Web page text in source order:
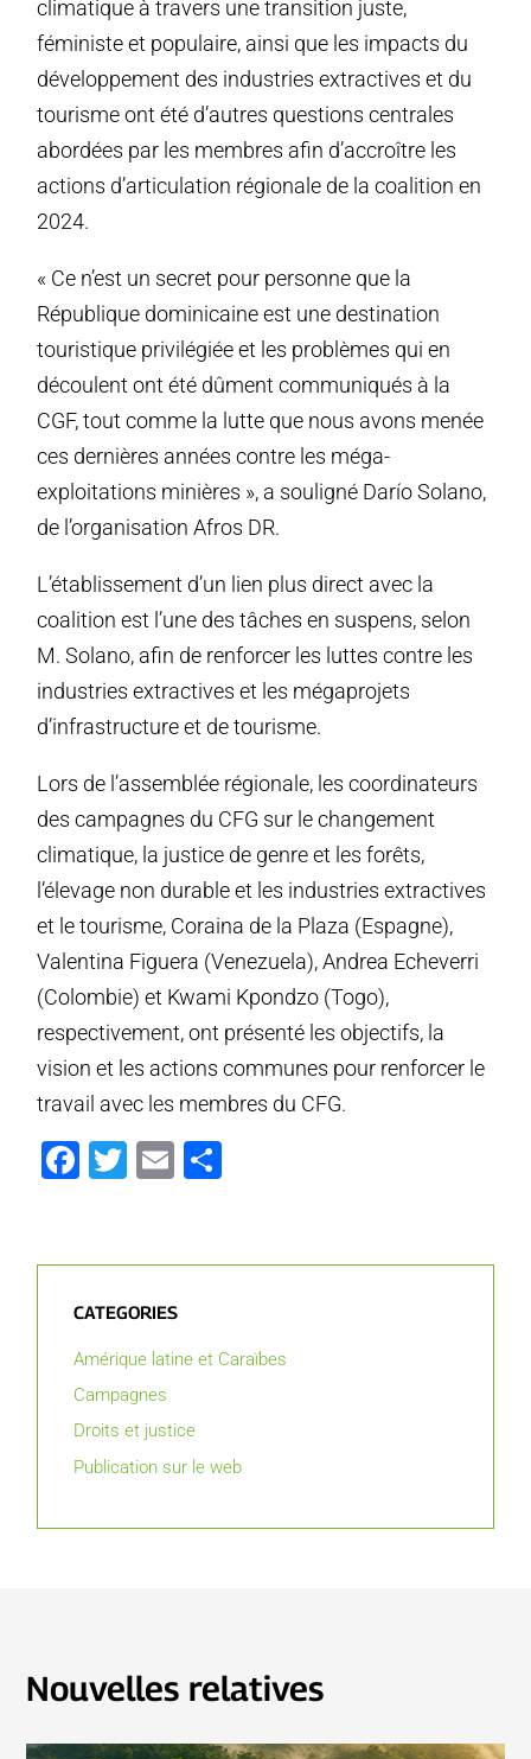
climatique à travers une transition juste,
féministe et populaire, ainsi que les impacts du
développement des industries extractives et du
tourisme ont été d’autres questions centrales
abordées par les membres afin d’accroître les
actions d’articulation régionale de la coalition en
2024.
« Ce n’est un secret pour personne que la
République dominicaine est une destination
touristique privilégiée et les problèmes qui en
découlent ont été dûment communiqués à la
CGF, tout comme la lutte que nous avons menée
ces dernières années contre les méga-
exploitations minières », a souligné Darío Solano,
de l’organisation Afros DR.
L’établissement d’un lien plus direct avec la
coalition est l’une des tâches en suspens, selon
M. Solano, afin de renforcer les luttes contre les
industries extractives et les mégaprojets
d’infrastructure et de tourisme.
Lors de l’assemblée régionale, les coordinateurs
des campagnes du CFG sur le changement
climatique, la justice de genre et les forêts,
l’élevage non durable et les industries extractives
et le tourisme, Coraina de la Plaza (Espagne),
Valentina Figuera (Venezuela), Andrea Echeverri
(Colombie) et Kwami Kpondzo (Togo),
respectivement, ont présenté les objectifs, la
vision et les actions communes pour renforcer le
travail avec les membres du CFG.
Facebook
Twitter
Email
CATEGORIES
Amérique latine et Caraïbes
Campagnes
Droits et justice
Publication sur le web
Nouvelles relatives